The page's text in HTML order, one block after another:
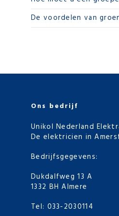
De voordelen van
Ons bedrijf
Unikol Nederland
De elektricien in
Bedrijfsgegevens:
Dukdalfweg 13 A
1332 BH Almere
Tel: 033-2030114